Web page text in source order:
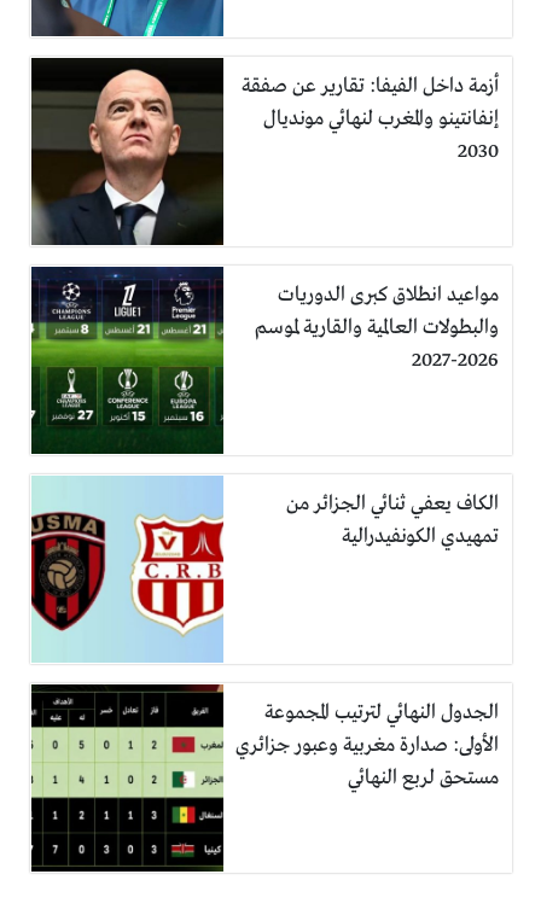
أزمة داخل الفيفا: تقارير عن صفقة
إنفانتينو والمغرب لنهائي مونديال
2030
مواعيد انطلاق كبرى الدوريات
والبطولات العالمية والقارية لموسم
2026-2027
الكاف يعفي ثنائي الجزائر من
تمهيدي الكونفيدرالية
الجدول النهائي لترتيب المجموعة
الأولى: صدارة مغربية وعبور جزائري
مستحق لربع النهائي